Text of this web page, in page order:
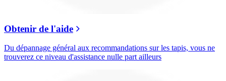
Obtenir de l'aide
Du dépannage général aux recommandations sur les tapis, vous ne
trouverez ce niveau d'assistance nulle part ailleurs